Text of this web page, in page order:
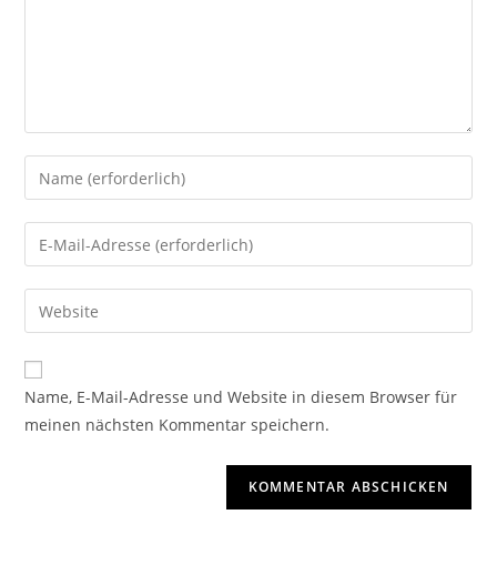
Name, E-Mail-Adresse und Website in diesem Browser für
meinen nächsten Kommentar speichern.